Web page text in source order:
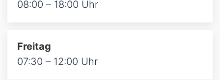
08:00 – 18:00 Uhr
Freitag
07:30 – 12:00 Uhr